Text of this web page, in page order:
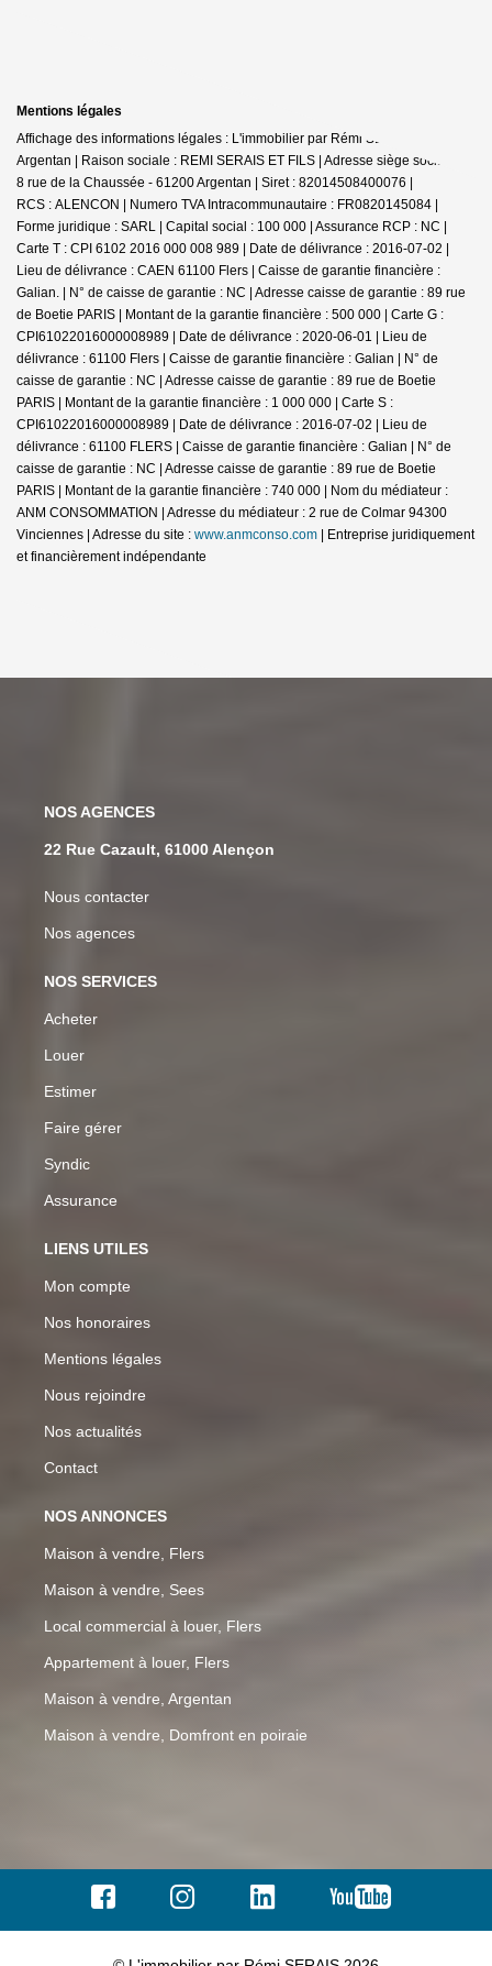
Mentions légales
Affichage des informations légales : L'immobilier par Rémi SERAIS -
Argentan | Raison sociale : REMI SERAIS ET FILS | Adresse siège social : 6-
8 rue de la Chaussée - 61200 Argentan | Siret : 82014508400076 |
RCS : ALENCON | Numero TVA Intracommunautaire : FR0820145084 |
Forme juridique : SARL | Capital social : 100 000 | Assurance RCP : NC |
Carte T : CPI 6102 2016 000 008 989 | Date de délivrance : 2016-07-02 |
Lieu de délivrance : CAEN 61100 Flers | Caisse de garantie financière :
Galian. | N° de caisse de garantie : NC | Adresse caisse de garantie : 89 rue
de Boetie PARIS | Montant de la garantie financière : 500 000 | Carte G :
CPI61022016000008989 | Date de délivrance : 2020-06-01 | Lieu de
délivrance : 61100 Flers | Caisse de garantie financière : Galian | N° de
caisse de garantie : NC | Adresse caisse de garantie : 89 rue de Boetie
PARIS | Montant de la garantie financière : 1 000 000 | Carte S :
CPI61022016000008989 | Date de délivrance : 2016-07-02 | Lieu de
délivrance : 61100 FLERS | Caisse de garantie financière : Galian | N° de
caisse de garantie : NC | Adresse caisse de garantie : 89 rue de Boetie
PARIS | Montant de la garantie financière : 740 000 | Nom du médiateur :
ANM CONSOMMATION | Adresse du médiateur : 2 rue de Colmar 94300
Vinciennes | Adresse du site : www.anmconso.com | Entreprise juridiquement
et financièrement indépendante
NOS AGENCES
22 Rue Cazault, 61000 Alençon
Nous contacter
Nos agences
NOS SERVICES
Acheter
Louer
Estimer
Faire gérer
Syndic
Assurance
LIENS UTILES
Mon compte
Nos honoraires
Mentions légales
Nous rejoindre
Nos actualités
Contact
NOS ANNONCES
Maison à vendre, Flers
Maison à vendre, Sees
Local commercial à louer, Flers
Appartement à louer, Flers
Maison à vendre, Argentan
Maison à vendre, Domfront en poiraie